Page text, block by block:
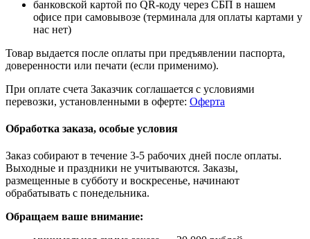
банковской картой по QR-коду через СБП в нашем
офисе при самовывозе (терминала для оплаты картами у
нас нет)
Товар выдается после оплаты при предъявлении паспорта,
доверенности или печати (если применимо).
При оплате счета Заказчик соглашается с условиями
перевозки, установленными в оферте: Оферта
Обработка заказа, особые условия
Заказ собирают в течение 3-5 рабочих дней после оплаты.
Выходные и праздники не учитываются. Заказы,
размещенные в субботу и воскресенье, начинают
обрабатывать с понедельника.
Обращаем ваше внимание: